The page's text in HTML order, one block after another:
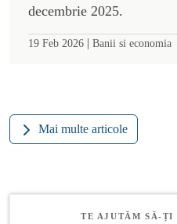
decembrie 2025.
19 Feb 2026 | Banii si economia
Mai multe articole
TE AJUTĂM SĂ-ȚI